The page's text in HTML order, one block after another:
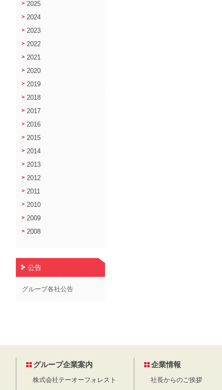
2025
2024
2023
2022
2021
2020
2019
2018
2017
2016
2015
2014
2013
2012
2011
2010
2009
2008
公告
グループ各社公告
グループ企業案内
株式会社テーオーフォレスト
企業情報
社長からのご挨拶